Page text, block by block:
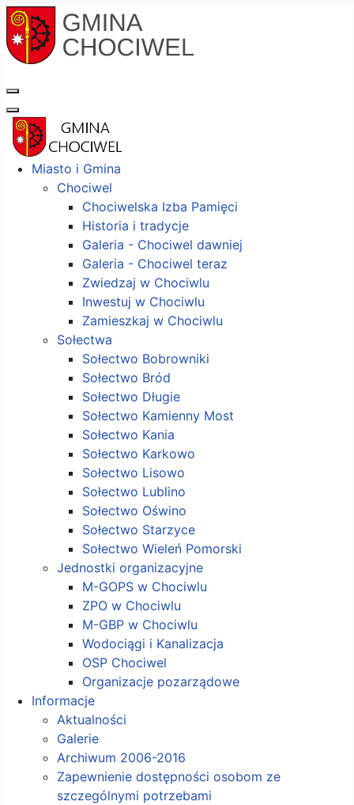
Miasto i Gmina
Chociwel
Chociwelska Izba Pamięci
Historia i tradycje
Galeria - Chociwel dawniej
Galeria - Chociwel teraz
Zwiedzaj w Chociwlu
Inwestuj w Chociwlu
Zamieszkaj w Chociwlu
Sołectwa
Sołectwo Bobrowniki
Sołectwo Bród
Sołectwo Długie
Sołectwo Kamienny Most
Sołectwo Kania
Sołectwo Karkowo
Sołectwo Lisowo
Sołectwo Lublino
Sołectwo Oświno
Sołectwo Starzyce
Sołectwo Wieleń Pomorski
Jednostki organizacyjne
M-GOPS w Chociwlu
ZPO w Chociwlu
M-GBP w Chociwlu
Wodociągi i Kanalizacja
OSP Chociwel
Organizacje pozarządowe
Informacje
Aktualności
Galerie
Archiwum 2006-2016
Zapewnienie dostępności osobom ze
szczególnymi potrzebami